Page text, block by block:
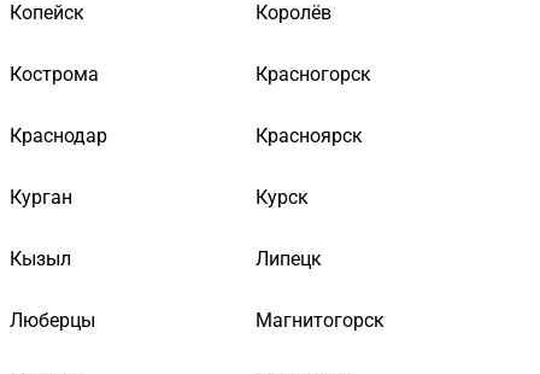
Копейск Королёв
Кострома Красногорск
Краснодар Красноярск
Курган Курск
Кызыл Липецк
Люберцы Магнитогорск